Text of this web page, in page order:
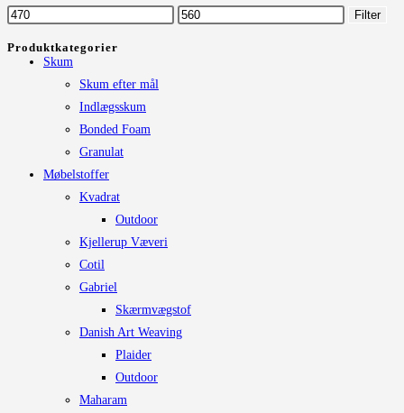
Mulighederne
Mindste
Højeste
Filter
Produktkategorier
Skum
Skum efter mål
Indlægsskum
Bonded Foam
Granulat
Møbelstoffer
Kvadrat
Outdoor
Kjellerup Væveri
Cotil
Gabriel
Skærmvægstof
Danish Art Weaving
Plaider
Outdoor
Maharam